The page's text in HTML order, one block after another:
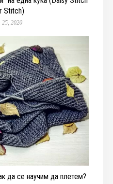
Stitch)
2020
да се научим да плетем?